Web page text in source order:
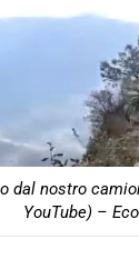
dal nostro
YouTube) –